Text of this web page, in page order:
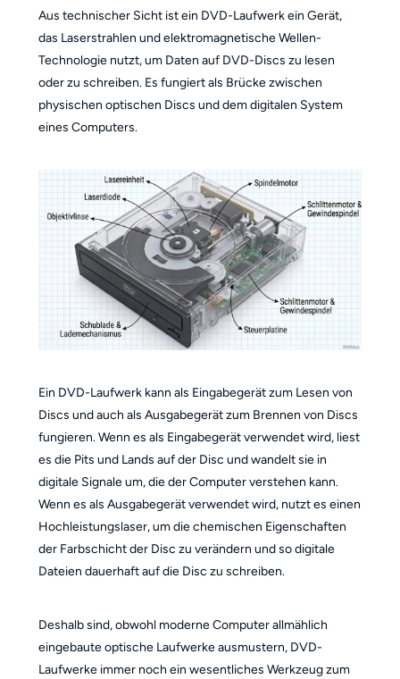
Aus technischer Sicht ist ein DVD-Laufwerk ein Gerät,
das Laserstrahlen und elektromagnetische Wellen-
Technologie nutzt, um Daten auf DVD-Discs zu lesen
oder zu schreiben. Es fungiert als Brücke zwischen
physischen optischen Discs und dem digitalen System
eines Computers.
Ein DVD-Laufwerk kann als Eingabegerät zum Lesen von
Discs und auch als Ausgabegerät zum Brennen von Discs
fungieren. Wenn es als Eingabegerät verwendet wird, liest
es die Pits und Lands auf der Disc und wandelt sie in
digitale Signale um, die der Computer verstehen kann.
Wenn es als Ausgabegerät verwendet wird, nutzt es einen
Hochleistungslaser, um die chemischen Eigenschaften
der Farbschicht der Disc zu verändern und so digitale
Dateien dauerhaft auf die Disc zu schreiben.
Deshalb sind, obwohl moderne Computer allmählich
eingebaute optische Laufwerke ausmustern, DVD-
Laufwerke immer noch ein wesentliches Werkzeug zum